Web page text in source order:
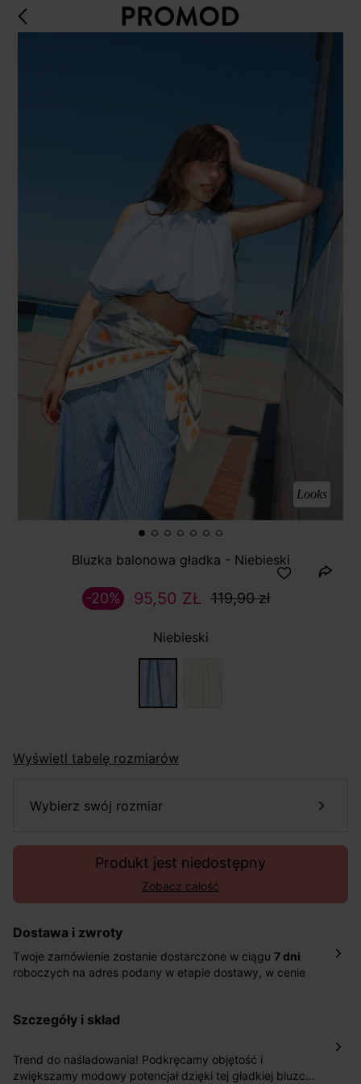
Looks
Bluzka balonowa gładka - Niebieski
95,50 ZŁ 119,90 zł
-20%
Niebieski
Wyświetl tabelę rozmiarów
wybierz swój rozmiar
Produkt jest niedostępny
Zobacz całość
Dostawa i zwroty
Twoje zamówienie zostanie dostarczone w ciągu 7 dni
roboczych na adres podany w etapie dostawy, w cenie
pośrednictwem DHL Express.
roboczych do wybranego przez Ciebie paczkomatu , a
koszt przesyłki wynosi 9,40 zł.
szczegóły i skład
Trend do naśladowania! Podkręcamy objętość i
zwiększamy modowy potencjał dzięki tej gładkiej bluzce